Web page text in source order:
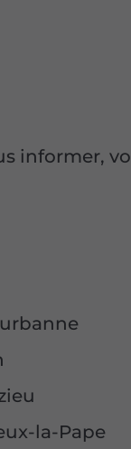
informer,
la-Pape